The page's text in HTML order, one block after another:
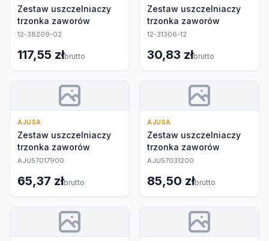
Zestaw uszczelniaczy
trzonka zaworów
12-38209-02
117,55 złbrutto
Zestaw uszczelniaczy
trzonka zaworów
12-31306-12
30,83 złbrutto
AJUSA
Zestaw uszczelniaczy
trzonka zaworów
AJU57017900
65,37 złbrutto
AJUSA
Zestaw uszczelniaczy
trzonka zaworów
AJU57031200
85,50 złbrutto